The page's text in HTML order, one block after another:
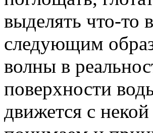
выделять что-то
следующим
волны в
поверхности
движется с